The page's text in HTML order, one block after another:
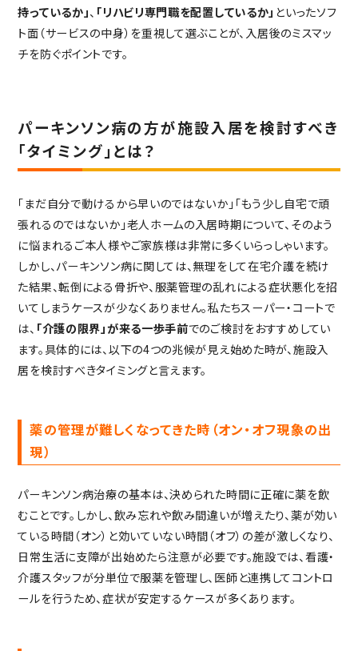
持っているか」、 「リハビリ専門職を配置しているか」 といったソフ
ト面（サービスの中身）を重視して選ぶことが、入居後のミスマッ
チを防ぐポイントです。
パーキンソン病の方が施設入居を検討すべき
「タイミング」とは？
「まだ自分で動けるから早いのではないか」「もう少し自宅で頑
張れるのではないか」老人ホームの入居時期について、そのよう
に悩まれるご本人様やご家族様は非常に多くいらっしゃいます。
しかし、パーキンソン病に関しては、無理をして在宅介護を続け
た結果、転倒による骨折や、服薬管理の乱れによる症状悪化を招
いてしまうケースが少なくありません。私たちスーパー・コートで
は、 「介護の限界」が来る一歩手前でのご検討をおすすめしてい
ます。具体的には、以下の4つの兆候が見え始めた時が、施設入
居を検討すべきタイミングと言えます。
薬の管理が難しくなってきた時（オン・オフ現象の出
現）
パーキンソン病治療の基本は、決められた時間に正確に薬を飲
むことです。しかし、飲み忘れや飲み間違いが増えたり、薬が効い
ている時間（オン）と効いていない時間（オフ）の差が激しくなり、
日常生活に支障が出始めたら注意が必要です。施設では、看護・
介護スタッフが分単位で服薬を管理し、医師と連携してコントロ
ールを行うため、症状が安定するケースが多くあります。